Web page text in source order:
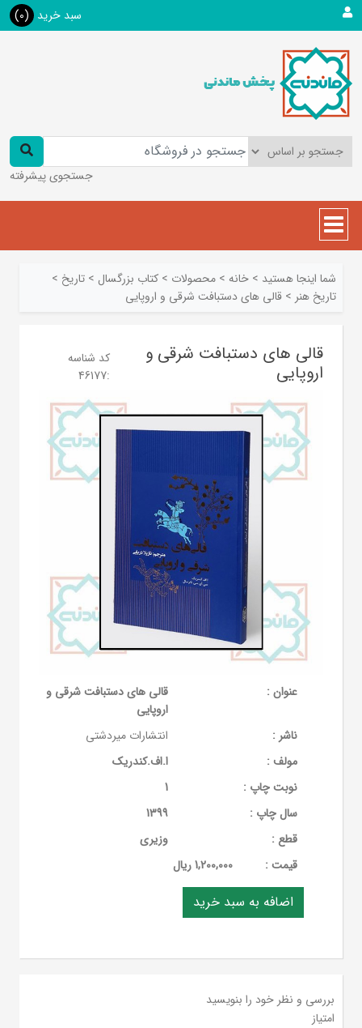
سبد خرید (0)
جستجوی پیشرفته
شما اینجا هستید > خانه > محصولات > کتاب بزرگسال > تاريخ >
تاریخ هنر > قالی های دستبافت شرقی و اروپایی
قالی های دستبافت شرقی و
اروپایی
کد شناسه
:
46177
عنوان :
قالی های دستبافت شرقی و
اروپایی
ناشر :
انتشارات میردشتی
مولف :
ا.اف.کندریک
نوبت چاپ :
1
سال چاپ :
1399
قطع :
وزیری
قيمت :
1,200,000 ریال
بررسی و نظر خود را بنویسید
امتیاز